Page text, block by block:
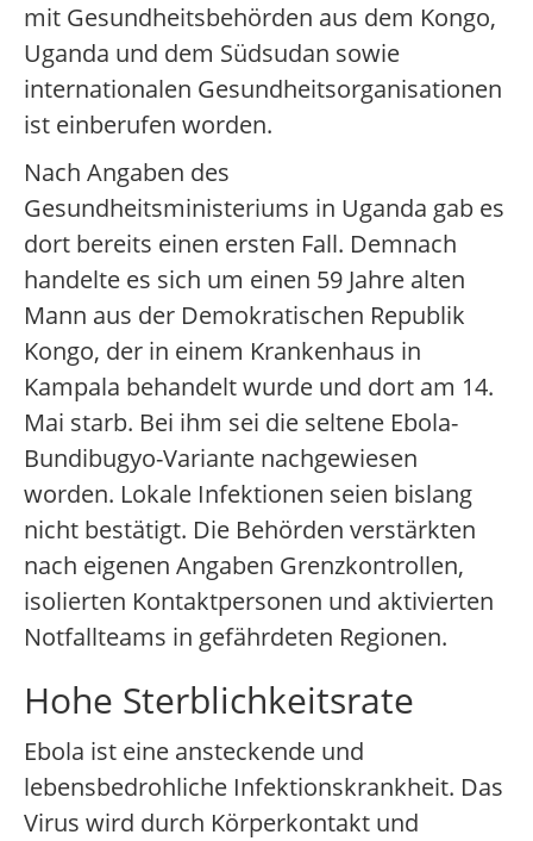
mit Gesundheitsbehörden aus dem Kongo,
Uganda und dem Südsudan sowie
internationalen Gesundheitsorganisationen
ist einberufen worden.
Nach Angaben des
Gesundheitsministeriums in Uganda gab es
dort bereits einen ersten Fall. Demnach
handelte es sich um einen 59 Jahre alten
Mann aus der Demokratischen Republik
Kongo, der in einem Krankenhaus in
Kampala behandelt wurde und dort am 14.
Mai starb. Bei ihm sei die seltene Ebola-
Bundibugyo-Variante nachgewiesen
worden. Lokale Infektionen seien bislang
nicht bestätigt. Die Behörden verstärkten
nach eigenen Angaben Grenzkontrollen,
isolierten Kontaktpersonen und aktivierten
Notfallteams in gefährdeten Regionen.
Hohe Sterblichkeitsrate
Ebola ist eine ansteckende und
lebensbedrohliche Infektionskrankheit. Das
Virus wird durch Körperkontakt und